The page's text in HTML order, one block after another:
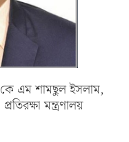
এম শামছুল ইসলাম,
মন্ত্রণালয়